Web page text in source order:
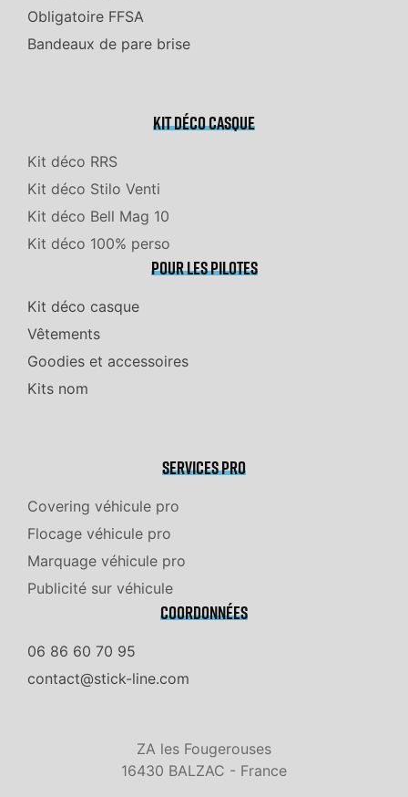
Obligatoire FFSA
Bandeaux de pare brise
Kit déco casque
Kit déco RRS
Kit déco Stilo Venti
Kit déco Bell Mag 10
Kit déco 100% perso
Pour les pilotes
Kit déco casque
Vêtements
Goodies et accessoires
Kits nom
Services pro
Covering véhicule pro
Flocage véhicule pro
Marquage véhicule pro
Publicité sur véhicule
Coordonnées
06 86 60 70 95
contact@stick-line.com
ZA les Fougerouses
16430 BALZAC - France